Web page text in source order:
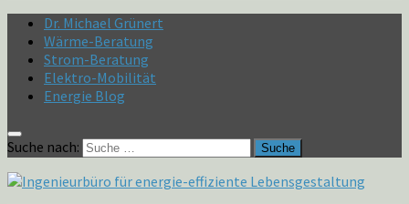
Dr. Michael Grünert
Wärme-Beratung
Strom-Beratung
Elektro-Mobilität
Energie Blog
Suche nach: